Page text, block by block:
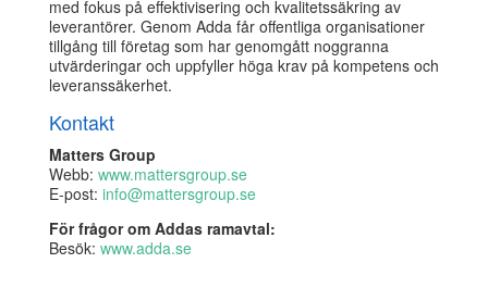
med fokus på effektivisering och kvalitetssäkring av
leverantörer. Genom Adda får offentliga organisationer
tillgång till företag som har genomgått noggranna
utvärderingar och uppfyller höga krav på kompetens och
leveranssäkerhet.
Kontakt
Matters Group
Webb: www.mattersgroup.se
E-post: info@mattersgroup.se
För frågor om Addas ramavtal:
Besök: www.adda.se